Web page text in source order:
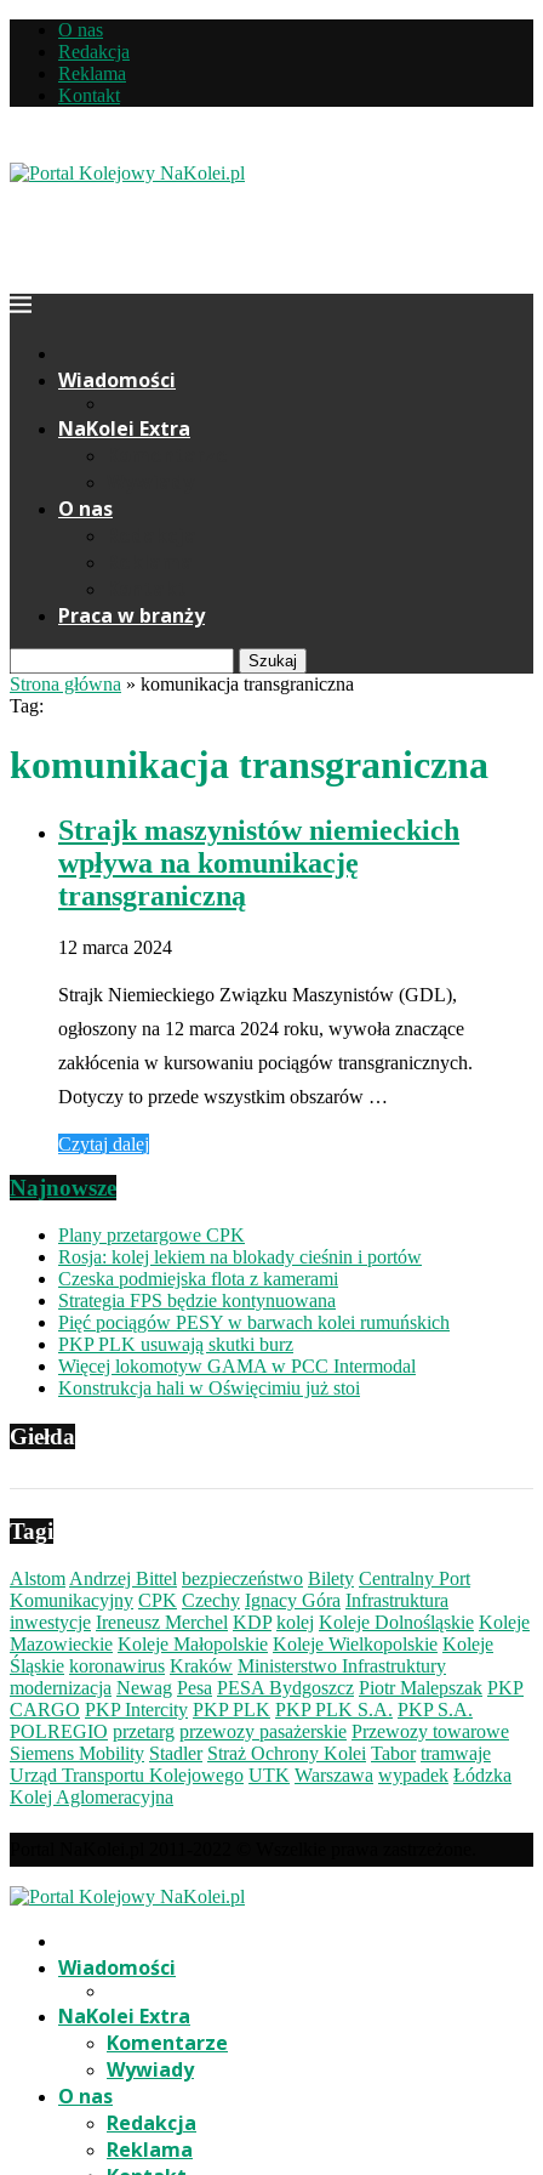
O nas
Redakcja
Reklama
Kontakt
Wiadomości
NaKolei Extra
O nas
Praca w branży
Szukaj
Strona główna » komunikacja transgraniczna
Tag:
komunikacja transgraniczna
Strajk maszynistów niemieckich
wpływa na komunikację
transgraniczną
12 marca 2024
Strajk Niemieckiego Związku Maszynistów (GDL),
ogłoszony na 12 marca 2024 roku, wywoła znaczące
zakłócenia w kursowaniu pociągów transgranicznych.
Dotyczy to przede wszystkim obszarów …
Czytaj dalej
Najnowsze
Plany przetargowe CPK
Rosja: kolej lekiem na blokady cieśnin i portów
Czeska podmiejska flota z kamerami
Strategia FPS będzie kontynuowana
Pięć pociągów PESY w barwach kolei rumuńskich
PKP PLK usuwają skutki burz
Więcej lokomotyw GAMA w PCC Intermodal
Konstrukcja hali w Oświęcimiu już stoi
Giełda
Tagi
Alstom Andrzej Bittel bezpieczeństwo Bilety Centralny Port
Komunikacyjny CPK Czechy Ignacy Góra Infrastruktura
inwestycje Ireneusz Merchel KDP kolej Koleje Dolnośląskie Koleje
Mazowieckie Koleje Małopolskie Koleje Wielkopolskie Koleje
Śląskie koronawirus Kraków Ministerstwo Infrastruktury
modernizacja Newag Pesa PESA Bydgoszcz Piotr Malepszak PKP
CARGO PKP Intercity PKP PLK PKP PLK S.A. PKP S.A.
POLREGIO przetarg przewozy pasażerskie Przewozy towarowe
Siemens Mobility Stadler Straż Ochrony Kolei Tabor tramwaje
Urząd Transportu Kolejowego UTK Warszawa wypadek Łódzka
Kolej Aglomeracyjna
Wiadomości
NaKolei Extra
Komentarze
Wywiady
O nas
Redakcja
Reklama